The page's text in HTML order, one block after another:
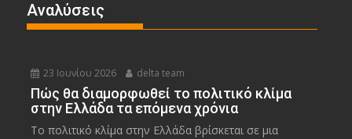
Αναλύσεις
23 Ιουνίου 2026 delta team
Πώς θα διαμορφωθεί το πολιτικό κλίμα
στην Ελλάδα τα επόμενα χρόνια
Το πολιτικό κλίμα στην Ελλάδα βρίσκεται σε μια